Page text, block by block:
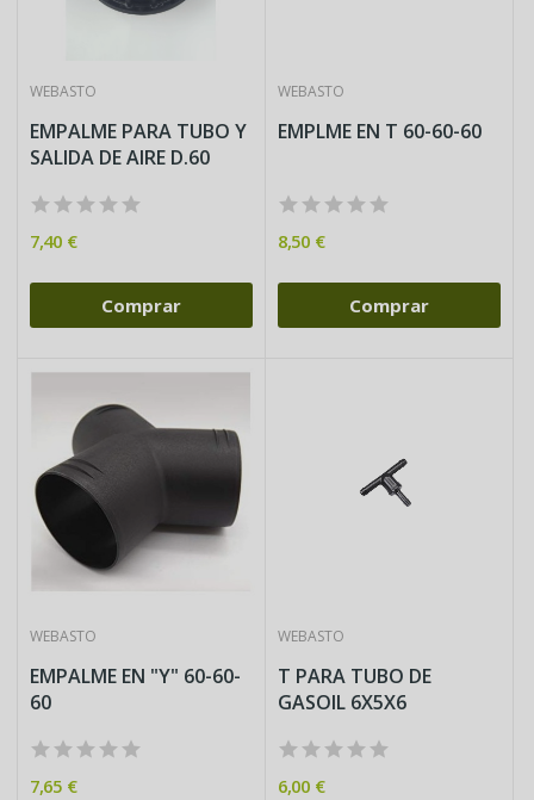
WEBASTO
EMPALME PARA TUBO Y
SALIDA DE AIRE D.60
7,40 €
Comprar
WEBASTO
EMPLME EN T 60-60-60
8,50 €
Comprar
WEBASTO
EMPALME EN "Y" 60-60-
60
7,65 €
WEBASTO
T PARA TUBO DE
GASOIL 6X5X6
6,00 €